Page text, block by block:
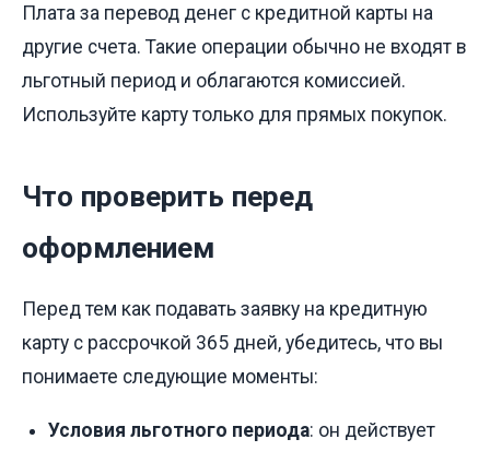
Плата за перевод денег с кредитной карты на
другие счета. Такие операции обычно не входят в
льготный период и облагаются комиссией.
Используйте карту только для прямых покупок.
Что проверить перед
оформлением
Перед тем как подавать заявку на кредитную
карту с рассрочкой 365 дней, убедитесь, что вы
понимаете следующие моменты:
Условия льготного периода: он действует